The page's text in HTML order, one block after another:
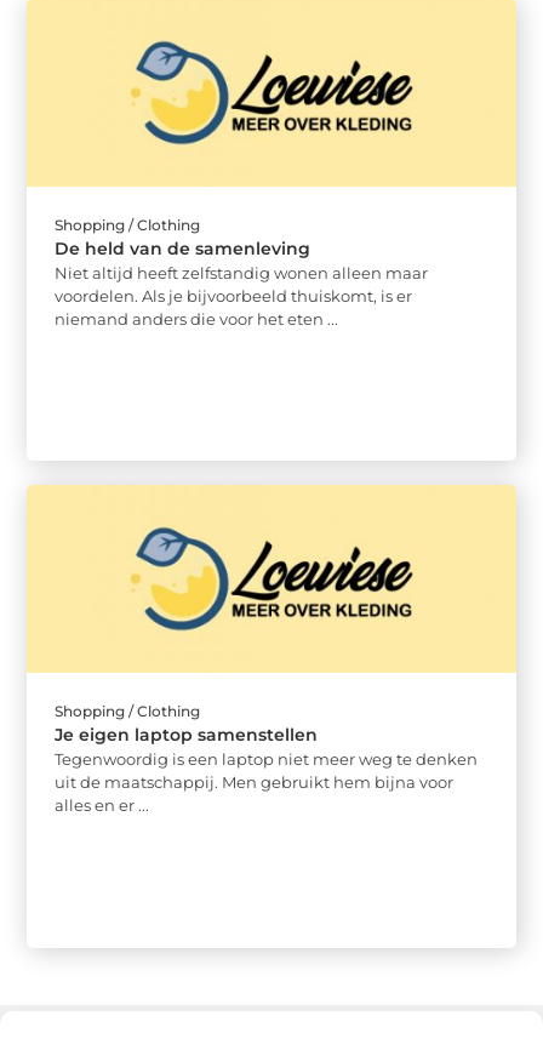
Shopping / Clothing
De held van de samenleving
Niet altijd heeft zelfstandig wonen alleen maar
voordelen. Als je bijvoorbeeld thuiskomt, is er
niemand anders die voor het eten ...
Shopping / Clothing
Je eigen laptop samenstellen
Tegenwoordig is een laptop niet meer weg te denken
uit de maatschappij. Men gebruikt hem bijna voor
alles en er ...